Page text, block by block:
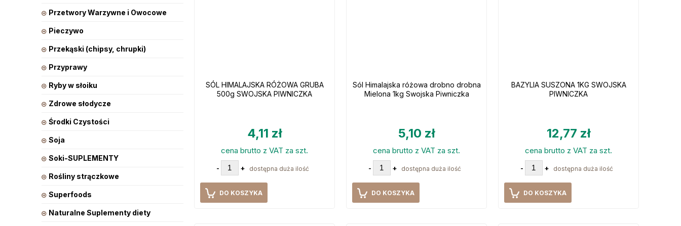
Przetwory Warzywne i Owocowe
Pieczywo
Przekąski (chipsy, chrupki)
Przyprawy
Ryby w słoiku
Zdrowe słodycze
Środki Czystości
Soja
Soki-SUPLEMENTY
Rośliny strączkowe
Superfoods
Naturalne Suplementy diety
SÓL HIMALAJSKA RÓŻOWA GRUBA
500g SWOJSKA PIWNICZKA
4,11 zł
cena brutto z VAT za szt.
- + dostępna duża ilość
DO KOSZYKA
Sól Himalajska różowa drobno drobna
Mielona 1kg Swojska Piwniczka
5,10 zł
cena brutto z VAT za szt.
- + dostępna duża ilość
DO KOSZYKA
BAZYLIA SUSZONA 1KG SWOJSKA
PIWNICZKA
12,77 zł
cena brutto z VAT za szt.
- + dostępna duża ilość
DO KOSZYKA